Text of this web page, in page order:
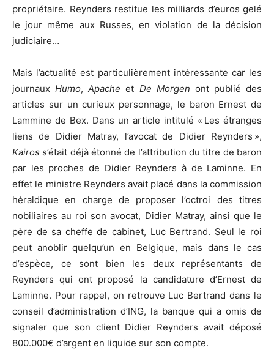
propriétaire. Reynders restitue les milliards d’euros gelé
le jour même aux Russes, en violation de la décision
judiciaire…
Mais l’actualité est particulièrement intéressante car les
journauxHumo,Apacheet De Morgen ont publié des
articles sur un curieux personnage, le baron Ernest de
Lammine de Bex. Dans un article intitulé « Les étranges
liens de Didier Matray, l’avocat de Didier Reynders »,
Kairos s’était déjà étonné de l’attribution du titre de baron
par les proches de Didier Reynders à de Laminne. En
effet le ministre Reynders avait placé dans la commission
héraldique en charge de proposer l’octroi des titres
nobiliaires au roi son avocat, Didier Matray, ainsi que le
père de sa cheffe de cabinet, Luc Bertrand. Seul le roi
peut anoblir quelqu’un en Belgique, mais dans le cas
d’espèce, ce sont bien les deux représentants de
Reynders qui ont proposé la candidature d’Ernest de
Laminne. Pour rappel, on retrouve Luc Bertrand dans le
conseil d’administration d’ING, la banque qui a omis de
signaler que son client Didier Reynders avait déposé
800.000€ d’argent en liquide sur son compte.